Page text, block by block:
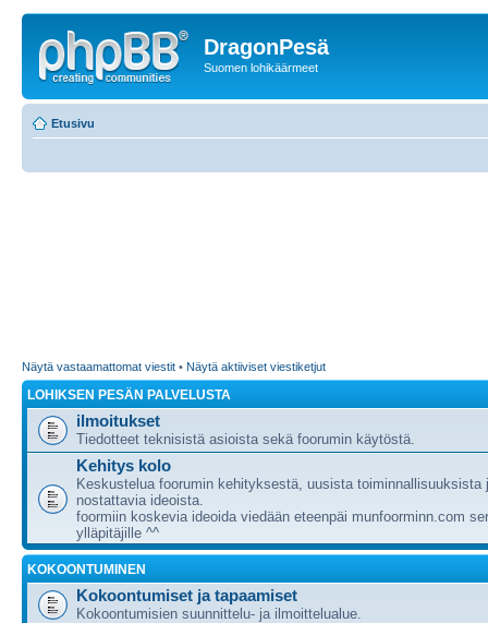
DragonPesä
Suomen lohikäärmeet
Etusivu
Näytä vastaamattomat viestit • Näytä aktiiviset viestiketjut
LOHIKSEN PESÄN PALVELUSTA
ilmoitukset
Tiedotteet teknisistä asioista sekä foorumin käytöstä.
Kehitys kolo
Keskustelua foorumin kehityksestä, uusista toiminnallisuuksista
nostattavia ideoista.
foormiin koskevia ideoida viedään eteenpäi munfoorminn.com
ylläpitäjille ^^
KOKOONTUMINEN
Kokoontumiset ja tapaamiset
Kokoontumisien suunnittelu- ja ilmoittelualue.